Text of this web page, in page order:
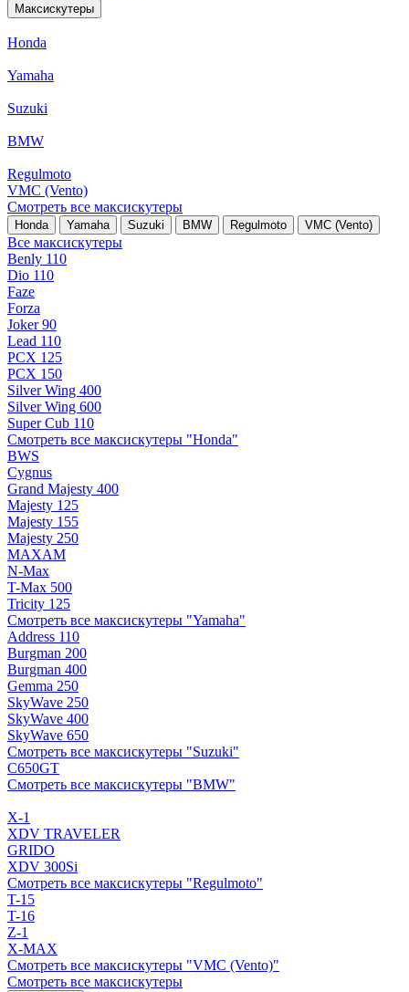
Максискутеры
Honda
Yamaha
Suzuki
BMW
Regulmoto
VMC (Vento)
Смотреть все максискутеры
Honda Yamaha Suzuki BMW Regulmoto VMC (Vento)
Все максискутеры
Benly 110
Dio 110
Faze
Forza
Joker 90
Lead 110
PCX 125
PCX 150
Silver Wing 400
Silver Wing 600
Super Cub 110
Смотреть все максискутеры "Honda"
BWS
Cygnus
Grand Majesty 400
Majesty 125
Majesty 155
Majesty 250
MAXAM
N-Max
T-Max 500
Tricity 125
Смотреть все максискутеры "Yamaha"
Address 110
Burgman 200
Burgman 400
Gemma 250
SkyWave 250
SkyWave 400
SkyWave 650
Смотреть все максискутеры "Suzuki"
C650GT
Смотреть все максискутеры "BMW"
X-1
XDV TRAVELER
GRIDO
XDV 300Si
Смотреть все максискутеры "Regulmoto"
T-15
T-16
Z-1
X-MAX
Смотреть все максискутеры "VMC (Vento)"
Смотреть все максискутеры